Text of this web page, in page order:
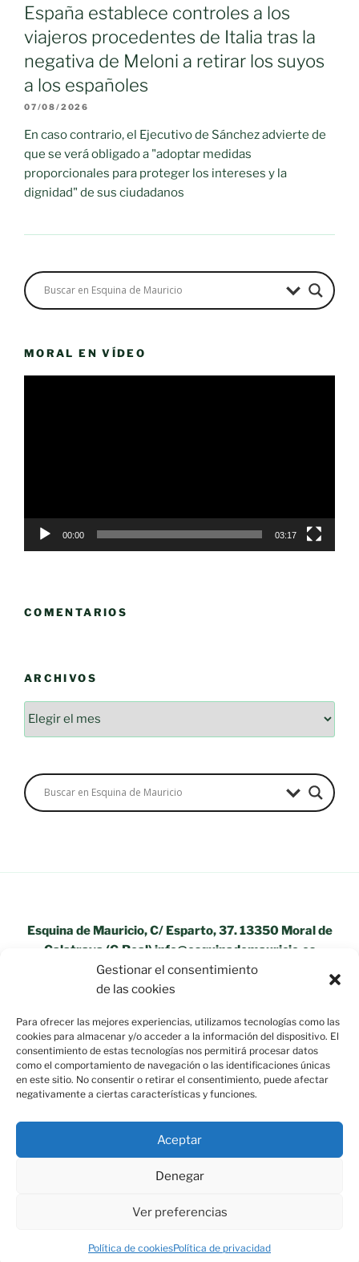
Gestionar el consentimiento
de las cookies
Para ofrecer las mejores experiencias, utilizamos tecnologías como las
cookies para almacenar y/o acceder a la información del dispositivo. El
consentimiento de estas tecnologías nos permitirá procesar datos
como el comportamiento de navegación o las identificaciones únicas
en este sitio. No consentir o retirar el consentimiento, puede afectar
negativamente a ciertas características y funciones.
Aceptar
Denegar
Ver preferencias
Política de cookiesPolítica de privacidad
España establece controles a los
viajeros procedentes de Italia tras la
negativa de Meloni a retirar los suyos
a los españoles
07/08/2026
En caso contrario, el Ejecutivo de Sánchez advierte de
que se verá obligado a "adoptar medidas
proporcionales para proteger los intereses y la
dignidad" de sus ciudadanos
MORAL EN VÍDEO
00:00 03:17
COMENTARIOS
ARCHIVOS
Archivos
Esquina de Mauricio, C/ Esparto, 37. 13350 Moral de
Calatrava (C.Real) info@esquinademauricio.es
«Aviso Legal»